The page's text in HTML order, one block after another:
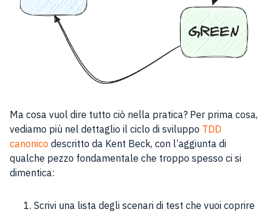
Ma cosa vuol dire tutto ciò nella pratica? Per prima cosa,
vediamo più nel dettaglio il ciclo di sviluppo TDD
canonico descritto da Kent Beck, con l’aggiunta di
qualche pezzo fondamentale che troppo spesso ci si
dimentica:
Scrivi una lista degli scenari di test che vuoi coprire